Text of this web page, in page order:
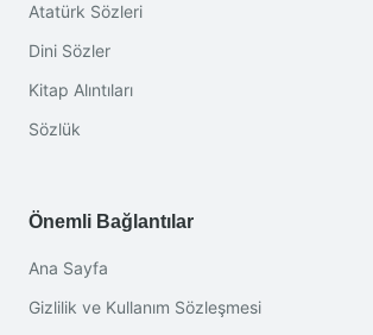
Atatürk Sözleri
Dini Sözler
Kitap Alıntıları
Sözlük
Önemli Bağlantılar
Ana Sayfa
Gizlilik ve Kullanım Sözleşmesi